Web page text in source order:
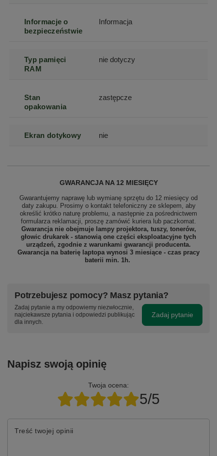
Informacje o
bezpieczeństwie
Informacja
Typ pamięci
RAM
nie dotyczy
Stan
opakowania
zastępcze
Ekran dotykowy nie
GWARANCJA NA 12 MIESIĘCY
Gwarantujemy naprawę lub wymianę sprzętu do 12 miesięcy od
daty zakupu. Prosimy o kontakt telefoniczny ze sklepem, aby
określić krótko naturę problemu, a następnie za pośrednictwem
formularza reklamacji, proszę zamówić kuriera lub paczkomat.
Gwarancja nie obejmuje lampy projektora, tuszy, tonerów,
głowic drukarek - stanowią one części eksploatacyjne tych
urządzeń, zgodnie z warunkami gwarancji producenta.
Gwarancja na baterię laptopa wynosi 3 miesiące - czas pracy
baterii min. 1h.
Potrzebujesz pomocy? Masz pytania?
Zadaj pytanie a my odpowiemy niezwłocznie,
najciekawsze pytania i odpowiedzi publikując
dla innych.
Zadaj pytanie
Napisz swoją opinię
Twoja ocena:
5/5
Treść twojej opinii